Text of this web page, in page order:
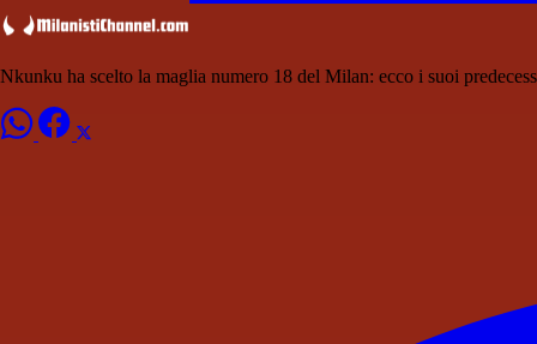
Nkunku ha scelto la maglia numero 18 del Milan: ecco i suoi